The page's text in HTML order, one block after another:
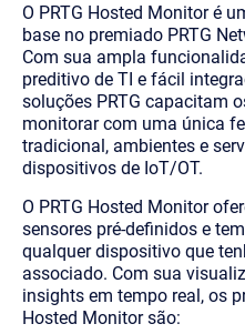
O PRTG Hosted Monitor é
base no premiado PRTG
Com sua ampla
preditivo de TI e fácil
soluções PRTG capacitam
monitorar com uma única
tradicional, ambientes e
dispositivos de IoT/OT.
O PRTG Hosted Monitor
sensores pré-definidos e
qualquer dispositivo que
associado. Com sua
insights em tempo real, os
Hosted Monitor são: